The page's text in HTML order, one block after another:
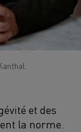
et des
la norme.